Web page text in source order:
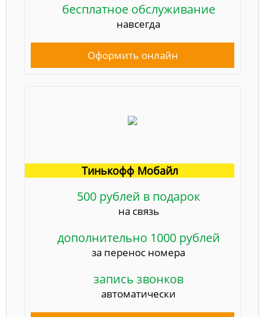
бесплатное обслуживание
навсегда
Оформить онлайн
Тинькофф Мобайл
500 рублей в подарок
на связь
дополнительно 1000 рублей
за перенос номера
запись звонков
автоматически